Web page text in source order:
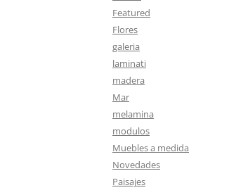
Featured
Flores
galeria
laminati
madera
Mar
melamina
modulos
Muebles a medida
Novedades
Paisajes